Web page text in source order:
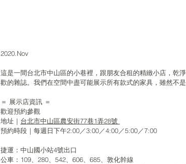
2020.Nov
這是一間台北市中山區的小巷裡，跟朋友合租的精緻小店，乾
歡的雜誌。我們在空間中盡可能展示所有款式的家具，雖然不
＝ 展示店資訊 ＝
歡迎預約參觀
地址｜ 台北市中山區農安街77巷1弄28號
預約時段｜每週日下午2:00／3:00／4:00／5:00／7:00
捷運：中山國小站4號出口
公車：109、280、542、606、685、敦化幹線